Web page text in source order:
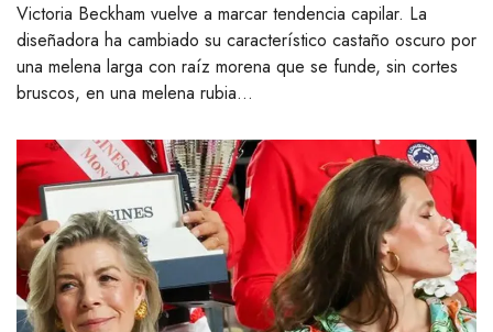
Victoria Beckham vuelve a marcar tendencia capilar. La
diseñadora ha cambiado su característico castaño oscuro por
una melena larga con raíz morena que se funde, sin cortes
bruscos, en una melena rubia…